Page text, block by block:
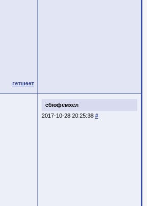
гетшеет
сбюфемхел
2017-10-28 20:25:38 #